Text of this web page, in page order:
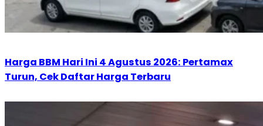
Harga BBM Hari Ini 4 Agustus 2026: Pertamax
Turun, Cek Daftar Harga Terbaru